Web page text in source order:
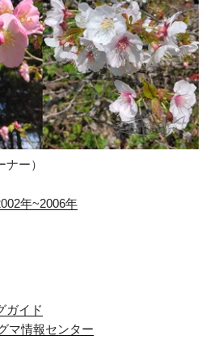
ー）
年~2006年
ガイド
マ情報センター